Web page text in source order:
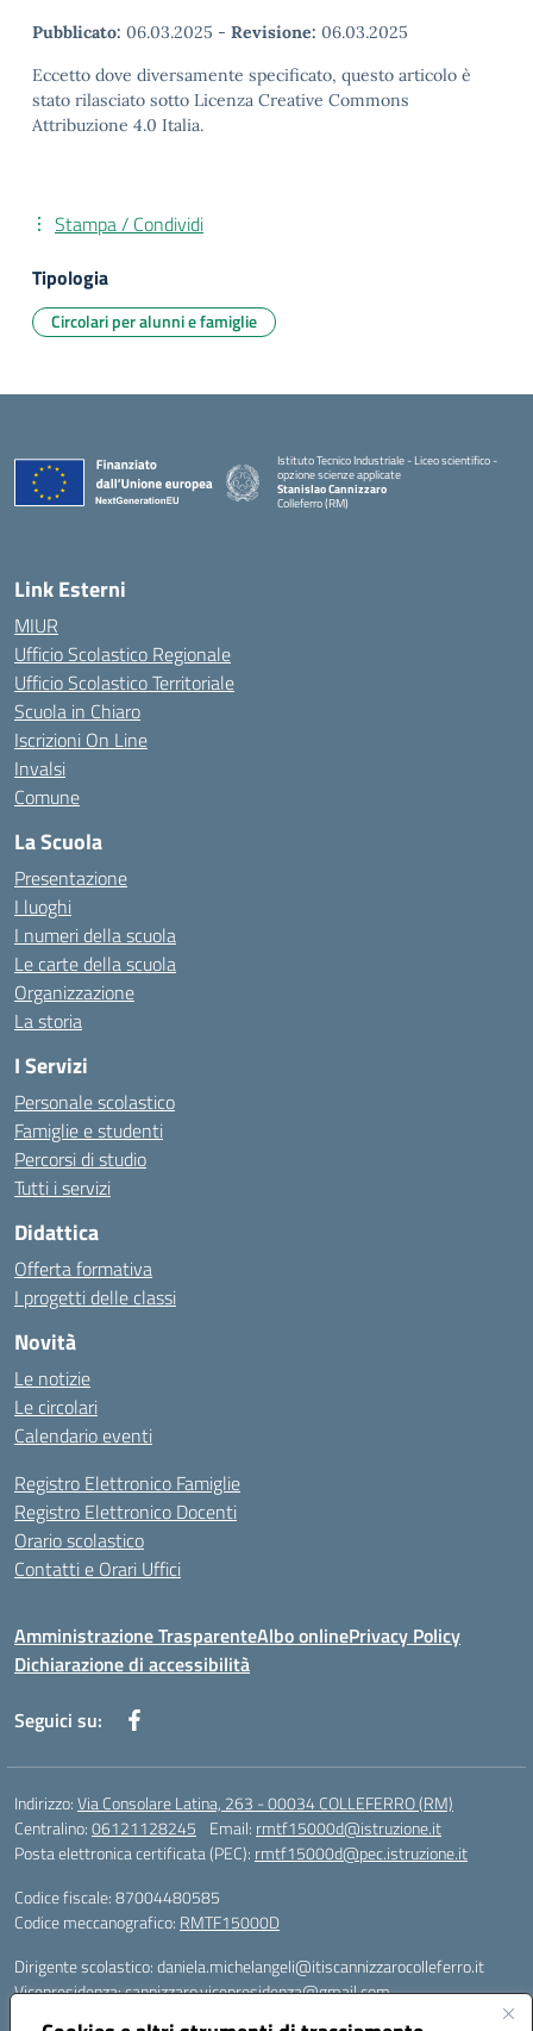
Pubblicato: 06.03.2025 - Revisione: 06.03.2025
Eccetto dove diversamente specificato, questo articolo è
stato rilasciato sotto Licenza Creative Commons
Attribuzione 4.0 Italia.
Stampa / Condividi
Tipologia
Circolari per alunni e famiglie
Istituto Tecnico Industriale - Liceo scientifico -
opzione scienze applicate
Stanislao Cannizzaro
Colleferro (RM)
Link Esterni
MIUR
Ufficio Scolastico Regionale
Ufficio Scolastico Territoriale
Scuola in Chiaro
Iscrizioni On Line
Invalsi
Comune
La Scuola
Presentazione
I luoghi
I numeri della scuola
Le carte della scuola
Organizzazione
La storia
I Servizi
Personale scolastico
Famiglie e studenti
Percorsi di studio
Tutti i servizi
Didattica
Offerta formativa
I progetti delle classi
Novità
Le notizie
Le circolari
Calendario eventi
Registro Elettronico Famiglie
Registro Elettronico Docenti
Orario scolastico
Contatti e Orari Uffici
Amministrazione TrasparenteAlbo onlinePrivacy Policy
Dichiarazione di accessibilità
Seguici su:
Indirizzo:Via Consolare Latina, 263 - 00034 COLLEFERRO (RM)
Centralino:06121128245 Email: rmtf15000d@istruzione.it
Posta elettronica certificata (PEC): rmtf15000d@pec.istruzione.it
Codice fiscale: 87004480585
Codice meccanografico: RMTF15000D
Dirigente scolastico: daniela.michelangeli@itiscannizzarocolleferro.it
Vicepresidenza: cannizzaro.vicepresidenza@gmail.com